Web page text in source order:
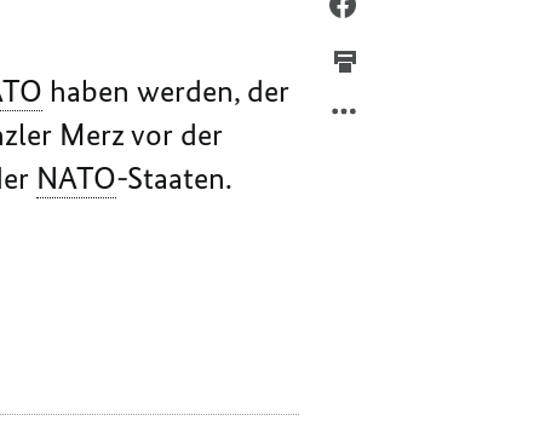
haben werden, der
Merz vor der
NATO-Staaten.